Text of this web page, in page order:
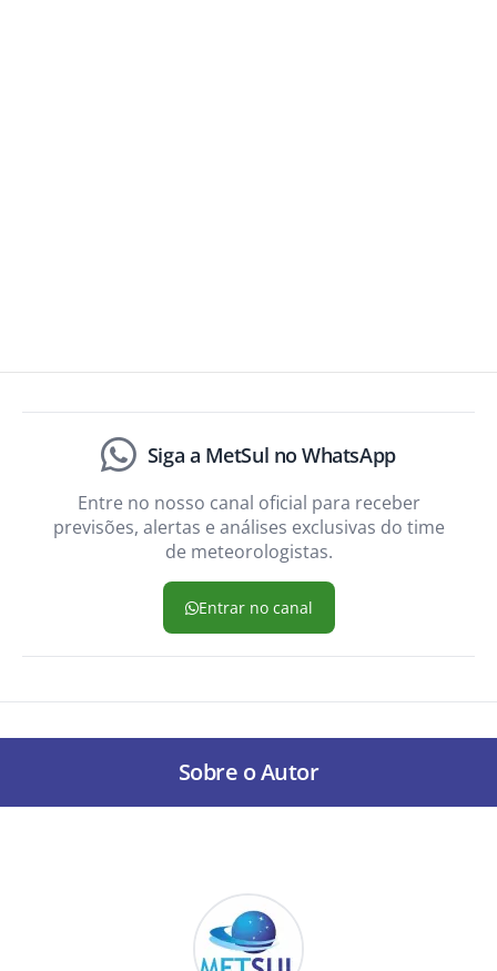
Siga a MetSul no WhatsApp
Entre no nosso canal oficial para receber
previsões, alertas e análises exclusivas do time
de meteorologistas.
Entrar no canal
Sobre o Autor